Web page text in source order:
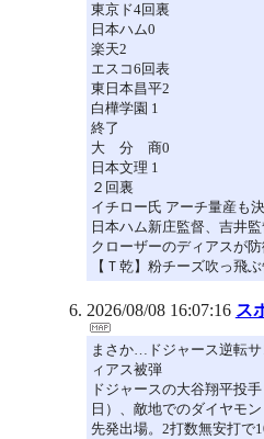
東京ド4回裏
日本ハム0
楽天2
エスコ6回表
東日本昌平2
白樺学園 1
終了
大 分 商0
日本文理 1
２回裏
イチロー氏 アーチ量産も
日本ハム新庄監督、吉井
クローザーのディアスが
【Ｔ乾】粉チーズ吹っ飛
2026/08/08 16:07:16 ス
まさか…ドジャース逆転
ィアス被弾
ドジャースの大谷翔平投
日）、敵地でのダイヤモ
先発出場。2打数無安打で